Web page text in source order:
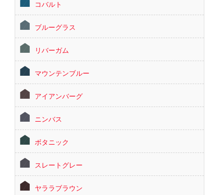
コバルト
ブルーグラス
リバーガム
マウンテンブルー
アイアンバーグ
ニンバス
ボタニック
スレートグレー
ヤララブラウン